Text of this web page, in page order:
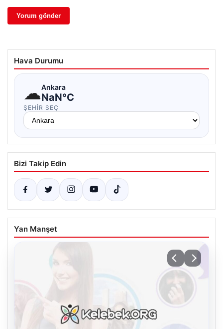
Hava Durumu
☁Ankara
NaN°C
ŞEHIR SEÇ
Bizi Takip Edin
Yan Manşet